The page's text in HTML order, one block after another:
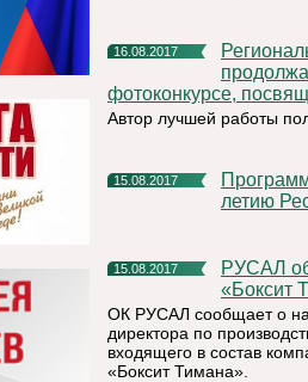
16.08.2017
Региональное отделение партии «Единая Россия»
фотоконкурсе,
Автор лучшей работы
15.08.2017
Программа праздничных мероприятий, посвященных 96-
летию
15.08.2017
РУСАЛ объявляет о кадровом изменении на предприятии
«Боксит
ОК РУСАЛ сообщает о
директора по
входящего в состав
«Боксит Тимана».